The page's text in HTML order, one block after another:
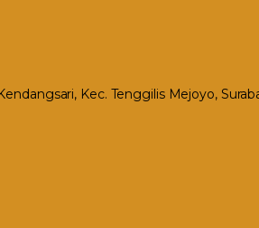
Kec. Tenggilis Mejoyo,